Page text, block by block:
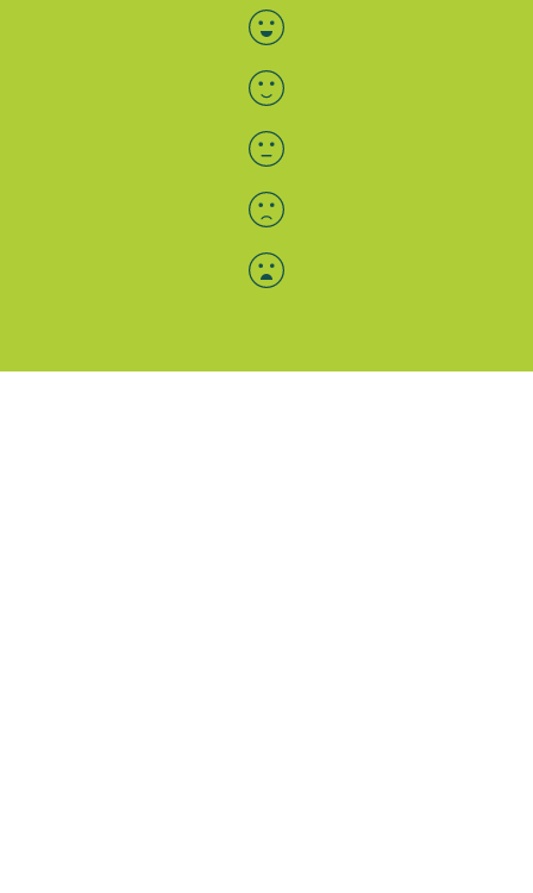
Bewertung auswählen